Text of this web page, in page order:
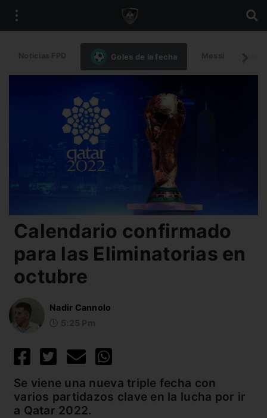
Goles de la fecha
Calendario confirmado
para las Eliminatorias en
octubre
Nadir Cannolo
Se viene una nueva triple fecha con
varios partidazos clave en la lucha por ir
a Qatar 2022.